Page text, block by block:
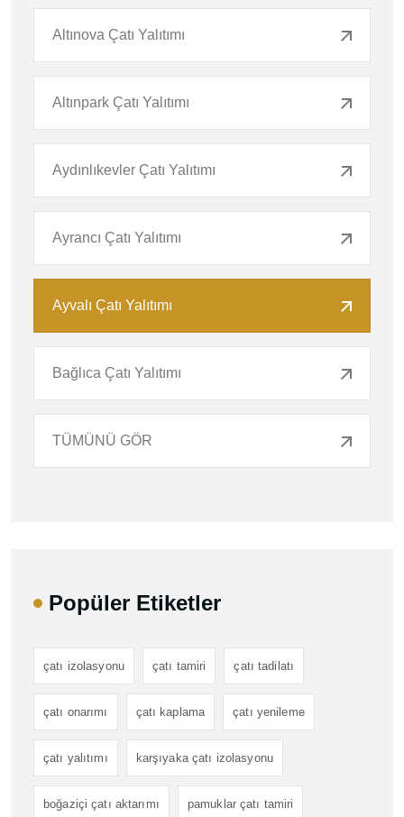
Altınova Çatı Yalıtımı
Altınpark Çatı Yalıtımı
Aydınlıkevler Çatı Yalıtımı
Ayrancı Çatı Yalıtımı
Ayvalı Çatı Yalıtımı
Bağlıca Çatı Yalıtımı
TÜMÜNÜ GÖR
Popüler Etiketler
çatı izolasyonu çatı tamiri çatı tadilatı
çatı onarımı çatı kaplama çatı yenileme
çatı yalıtımı karşıyaka çatı izolasyonu
boğaziçi çatı aktarımı pamuklar çatı tamiri